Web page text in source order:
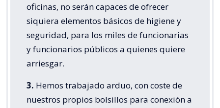
oficinas, no serán capaces de ofrecer
siquiera elementos básicos de higiene y
seguridad, para los miles de funcionarias
y funcionarios públicos a quienes quiere
arriesgar.
3. Hemos trabajado arduo, con coste de
nuestros propios bolsillos para conexión a